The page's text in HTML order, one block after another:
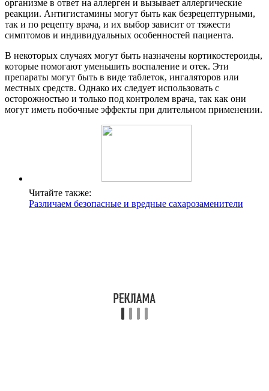
организме в ответ на аллерген и вызывает аллергические
реакции. Антигистамины могут быть как безрецептурными,
так и по рецепту врача, и их выбор зависит от тяжести
симптомов и индивидуальных особенностей пациента.
В некоторых случаях могут быть назначены кортикостероиды,
которые помогают уменьшить воспаление и отек. Эти
препараты могут быть в виде таблеток, ингаляторов или
местных средств. Однако их следует использовать с
осторожностью и только под контролем врача, так как они
могут иметь побочные эффекты при длительном применении.
Читайте также:
Различаем безопасные и вредные сахарозаменители